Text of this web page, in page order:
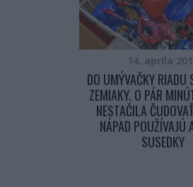
14. apríla
DO UMÝVAČKY RIADU
ZEMIAKY. O PÁR
NESTAČILA
NÁPAD POUŽÍVAJÚ
SUSEDKY